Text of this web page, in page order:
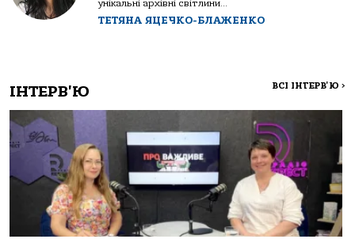
унікальні архівні світлини...
ТЕТЯНА ЯЦЕЧКО-БЛАЖЕНКО
ІНТЕРВ'Ю ВСІ ІНТЕРВ'Ю >